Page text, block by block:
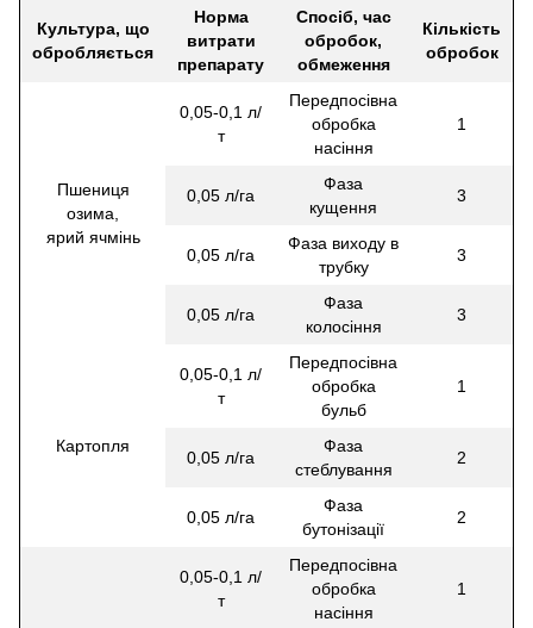
Культура, що
обробляється
Норма
витрати
препарату
Спосіб, час
обробок,
обмеження
Кількість
обробок
Пшениця
озима,
ярий ячмінь
0,05-0,1 л/
т
Передпосівна
обробка
насіння
1
0,05 л/га
Фаза
кущення
3
0,05 л/га
Фаза виходу в
трубку
3
0,05 л/га
Фаза
колосіння
3
Картопля
0,05-0,1 л/
т
Передпосівна
обробка
бульб
1
0,05 л/га
Фаза
стеблування
2
0,05 л/га
Фаза
бутонізації
2
0,05-0,1 л/
т
Передпосівна
обробка
насіння
1